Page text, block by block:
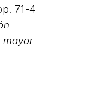
71-4
mayor